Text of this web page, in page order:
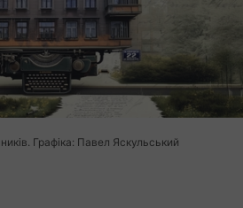
Графіка: Павел Яскульський